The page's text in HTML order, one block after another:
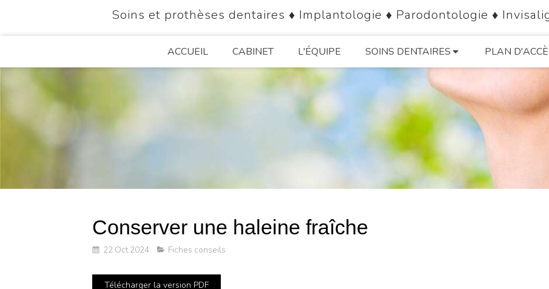
Soins et prothèses dentaires ♦ Implantologie ♦ Parodontologie ♦
ACCUEIL CABINET L'ÉQUIPE SOINS DENTAIRES PLAN
Conserver une haleine fraîche
22 Oct 2024 Fiches conseils
Télécharger la version PDF